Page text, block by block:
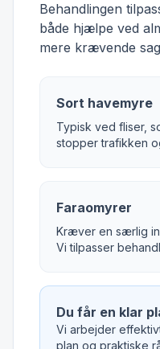
Behandlingen
både hjælpe ved
mere krævende
Sort havemyre
Typisk ved fliser,
stopper trafikken
Faraomyrer
Kræver en særlig
Vi tilpasser
Du får en klar
Vi arbejder
plan og praktiske